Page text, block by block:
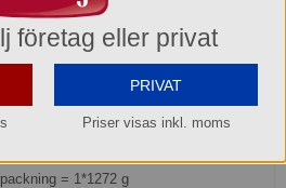
Tomtedans Röd God Jul
= 1*1272 g
företag eller privat
PRIVAT
Priser visas inkl. moms